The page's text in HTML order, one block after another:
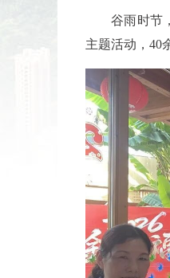
谷雨时节
主题活动，40